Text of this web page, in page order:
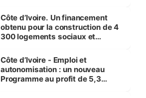
Côte d’Ivoire. Un financement
obtenu pour la construction de 4
300 logements sociaux et
et Yamoussoukro
Côte d’Ivoire - Emploi et
autonomisation : un nouveau
Programme au profit de 5,3